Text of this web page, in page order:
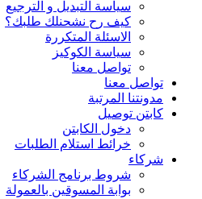
سياسة التبديل و الترجيع
كيف رح نشحنلك طلبك؟
الاسئلة المتكررة
سياسة الكوكيز
تواصل معنا
تواصل معنا
مدونتنا المرتبة
كابتن توصيل
دخول الكابتن
خرائط استلام الطلبات
شركاء
شروط برنامج الشركاء
بوابة المسوقين بالعمولة